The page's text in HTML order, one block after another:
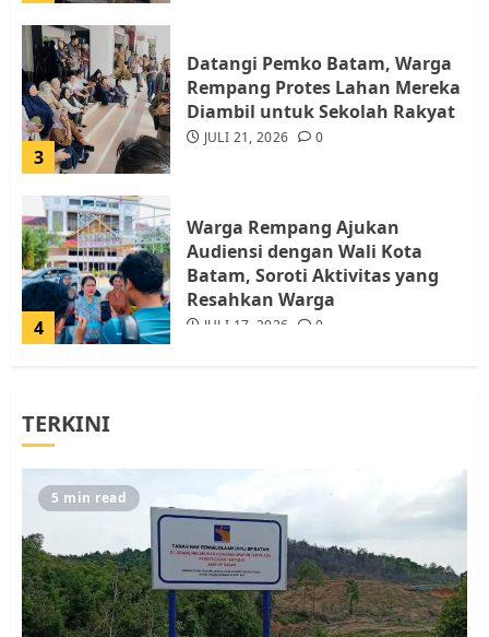
3
Datangi Pemko Batam, Warga
Rempang Protes Lahan Mereka
Diambil untuk Sekolah Rakyat
JULI 21, 2026 0
4
Warga Rempang Ajukan
Audiensi dengan Wali Kota
Batam, Soroti Aktivitas yang
Resahkan Warga
JULI 17, 2026 0
5
Pemko Batam Tegaskan RT dan
RW bukan Petugas Pendataan
dan Pemungutan Pajak
TERKINI
5 min read